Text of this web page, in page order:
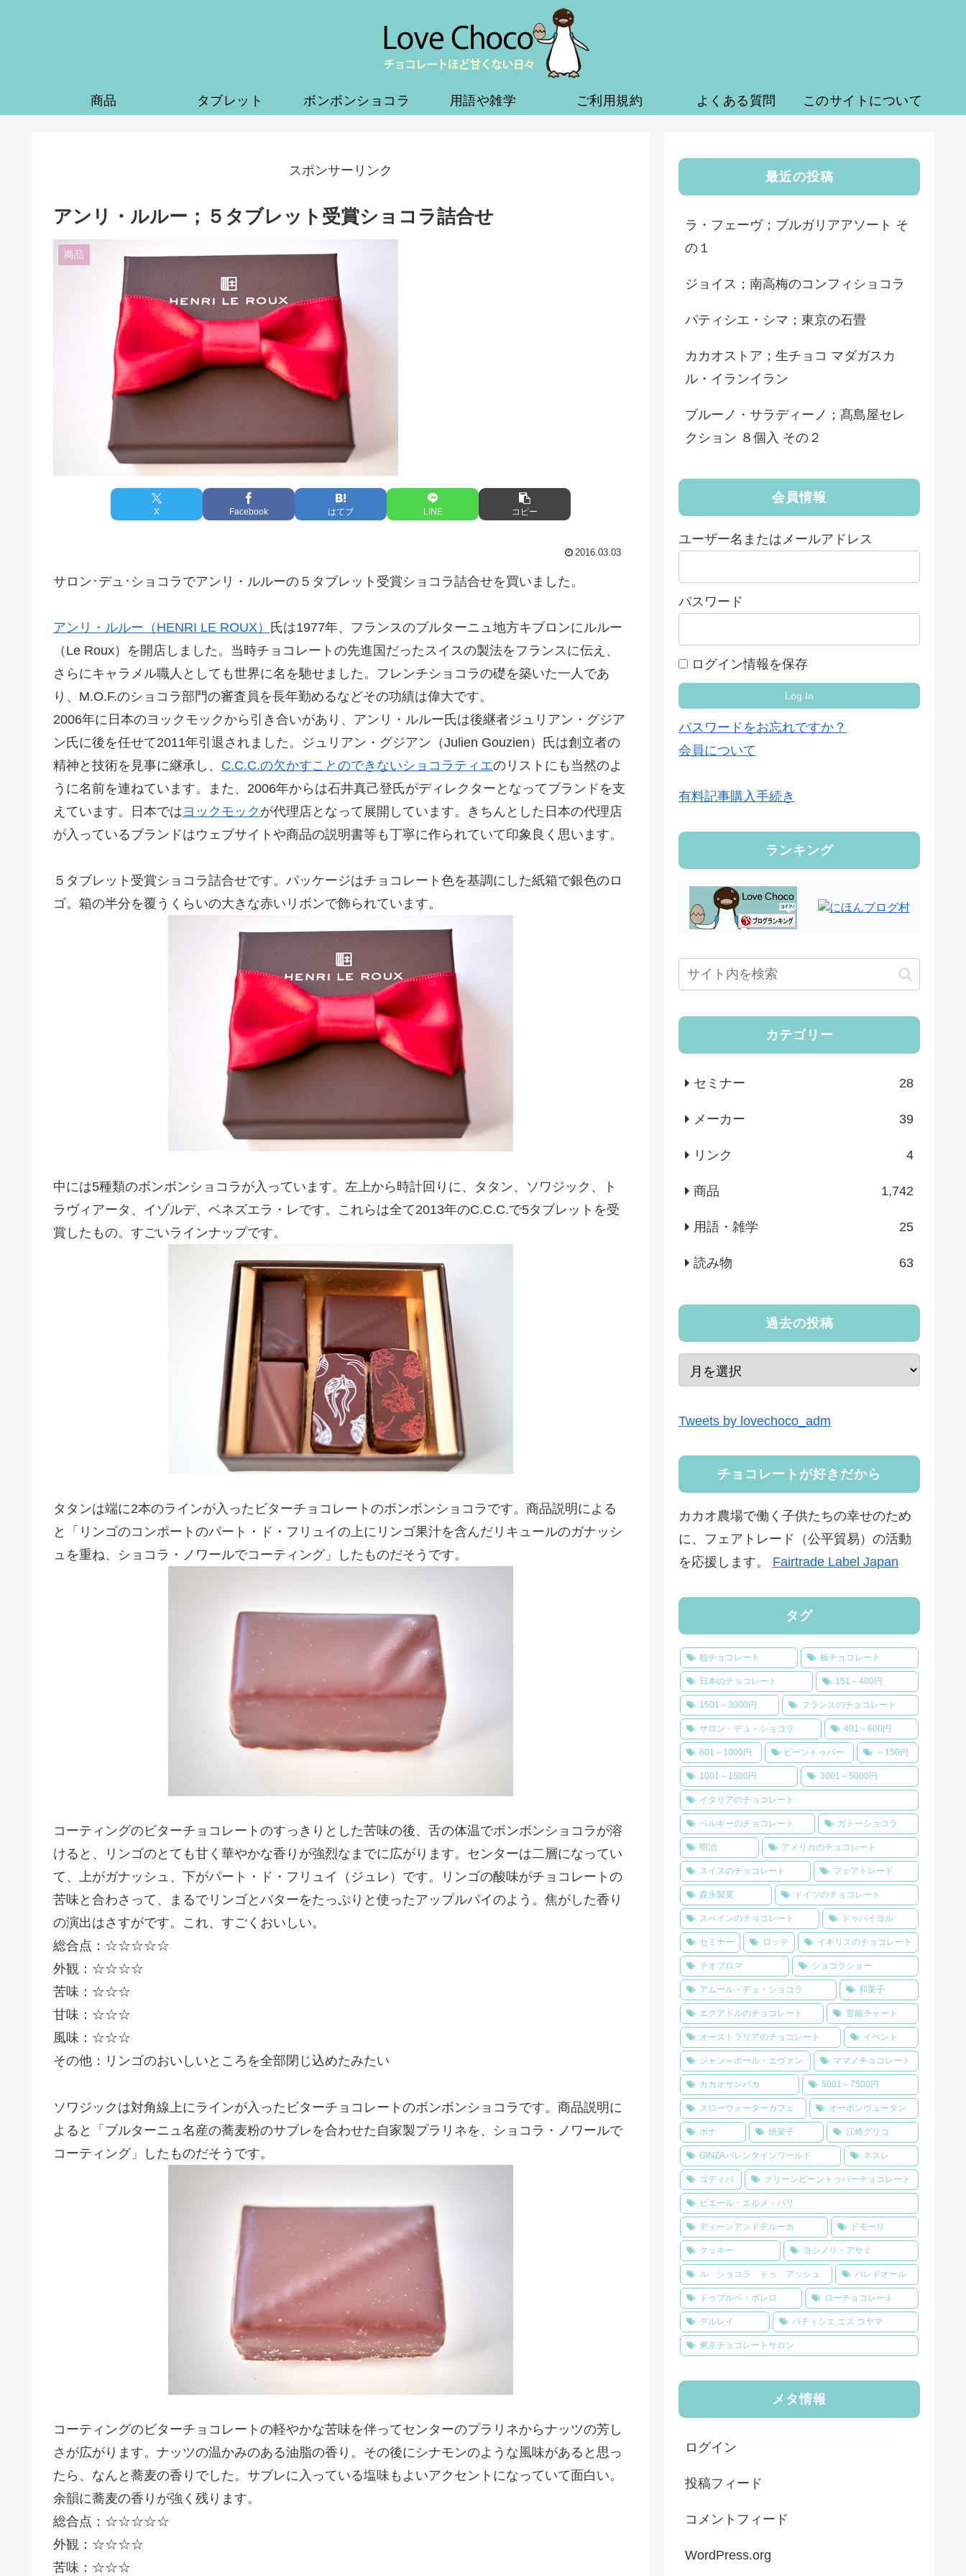
商品 タブレット ボンボンショコラ 用語や雑学 ご利用規約 よくある質問 このサイトについて
スポンサーリンク
アンリ・ルルー；５タブレット受賞ショコラ詰合せ
商品
X Facebook はてブ LINE コピー
2016.03.03
サロン･デュ･ショコラでアンリ・ルルーの５タブレット受賞ショコラ詰合せを買いました。
アンリ・ルルー（HENRI LE ROUX） 氏は1977年、フランスのブルターニュ地方キブロンにルルー
（Le Roux）を開店しました。当時チョコレートの先進国だったスイスの製法をフランスに伝え、
さらにキャラメル職人としても世界に名を馳せました。フレンチショコラの礎を築いた一人であ
り、M.O.F.のショコラ部門の審査員を長年勤めるなどその功績は偉大です。
2006年に日本のヨックモックから引き合いがあり、アンリ・ルルー氏は後継者ジュリアン・グジア
ン氏に後を任せて2011年引退されました。ジュリアン・グジアン（Julien Gouzien）氏は創立者の
精神と技術を見事に継承し、 C.C.C.の欠かすことのできないショコラティエのリストにも当然のよ
うに名前を連ねています。また、2006年からは石井真己登氏がディレクターとなってブランドを支
えています。日本ではヨックモック が代理店となって展開しています。きちんとした日本の代理店
が入っているブランドはウェブサイトや商品の説明書等も丁寧に作られていて印象良く思います。
５タブレット受賞ショコラ詰合せです。パッケージはチョコレート色を基調にした紙箱で銀色のロ
ゴ。箱の半分を覆うくらいの大きな赤いリボンで飾られています。
中には5種類のボンボンショコラが入っています。左上から時計回りに、タタン、ソワジック、ト
ラヴィアータ、イゾルデ、ベネズエラ・レです。これらは全て2013年のC.C.C.で5タブレットを受
賞したもの。すごいラインナップです。
タタンは端に2本のラインが入ったビターチョコレートのボンボンショコラです。商品説明による
と「リンゴのコンポートのパート・ド・フリュイの上にリンゴ果汁を含んだリキュールのガナッシ
ュを重ね、ショコラ・ノワールでコーティング」したものだそうです。
コーティングのビターチョコレートのすっきりとした苦味の後、舌の体温でボンボンショコラが溶
けると、リンゴのとても甘く華やかな香りが強烈なまでに広がります。センターは二層になってい
て、上がガナッシュ、下がパート・ド・フリュイ（ジュレ）です。リンゴの酸味がチョコレートの
苦味と合わさって、まるでリンゴとバターをたっぷりと使ったアップルパイのよう。焦がした香り
の演出はさすがです。これ、すごくおいしい。
総合点：☆☆☆☆☆
外観：☆☆☆☆
苦味：☆☆☆
甘味：☆☆☆
風味：☆☆☆
その他：リンゴのおいしいところを全部閉じ込めたみたい
ソワジックは対角線上にラインが入ったビターチョコレートのボンボンショコラです。商品説明に
よると「ブルターニュ名産の蕎麦粉のサブレを合わせた自家製プラリネを、ショコラ・ノワールで
コーティング」したものだそうです。
コーティングのビターチョコレートの軽やかな苦味を伴ってセンターのプラリネからナッツの芳し
さが広がります。ナッツの温かみのある油脂の香り。その後にシナモンのような風味があると思っ
たら、なんと蕎麦の香りでした。サブレに入っている塩味もよいアクセントになっていて面白い。
余韻に蕎麦の香りが強く残ります。
総合点：☆☆☆☆☆
外観：☆☆☆☆
苦味：☆☆☆
最近の投稿
ラ・フェーヴ；ブルガリアアソート そ
の１
ジョイス；南高梅のコンフィショコラ
パティシエ・シマ；東京の石畳
カカオストア；生チョコ マダガスカ
ル・イランイラン
ブルーノ・サラディーノ；髙島屋セレ
クション ８個入 その２
会員情報
ユーザー名またはメールアドレス
パスワード
ログイン情報を保存
パスワードをお忘れですか？
会員について
有料記事購入手続き
ランキング
カテゴリー
セミナー 28
メーカー 39
リンク 4
商品 1,742
用語・雑学 25
読み物 63
過去の投稿
Tweets by lovechoco_adm
チョコレートが好きだから
カカオ農場で働く子供たちの幸せのため
に、フェアトレード（公平貿易）の活動
を応援します。 Fairtrade Label Japan
タグ
粒チョコレート 板チョコレート
日本のチョコレート 151～400円
1501～3000円 フランスのチョコレート
サロン・デュ・ショコラ 401～600円
601～1000円 ビーントゥバー ～150円
1001～1500円 3001～5000円
イタリアのチョコレート
ベルギーのチョコレート ガトーショコラ
明治 アメリカのチョコレート
スイスのチョコレート フェアトレード
森永製菓 ドイツのチョコレート
スペインのチョコレート ドゥバイヨル
セミナー ロッテ イギリスのチョコレート
テオブロマ ショコラショー
アムール・デュ・ショコラ 和菓子
エクアドルのチョコレート 官能チャート
オーストラリアのチョコレート イベント
ジャン＝ポール・エヴァン ママノチョコレート
カカオサンパカ 5001～7500円
スローウォーターカフェ オーボンヴュータン
ボナ 焼菓子 江崎グリコ
GINZAバレンタインワールド ネスレ
ゴディバ グリーンビーントゥバーチョコレート
ピエール・エルメ・パリ
ディーンアンドデルーカ ドモーリ
クッキー ヨシノリ・アサミ
ル ショコラ ドゥ アッシュ パレドオール
ドゥブルベ・ボレロ ローチョコレート
デルレイ パティシエ エス コヤマ
東京チョコレートサロン
メタ情報
ログイン
投稿フィード
コメントフィード
WordPress.org